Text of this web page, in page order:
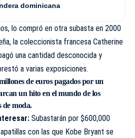
dominicana
lo compró en otra subasta en 2000
la coleccionista francesa Catherine
una cantidad desconocida y
a varias exposiciones.
de euros pagados por un
un hito en el mundo de los
de moda.
Subastarán por $600,000
con las que Kobe Bryant se